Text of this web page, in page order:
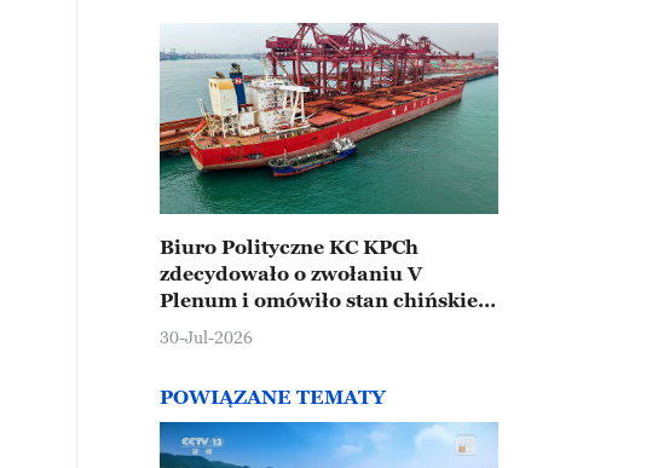
Biuro Polityczne KC KPCh
zdecydowało o zwołaniu V
Plenum i omówiło stan chińskiej
gospodarki
30-Jul-2026
POWIĄZANE TEMATY